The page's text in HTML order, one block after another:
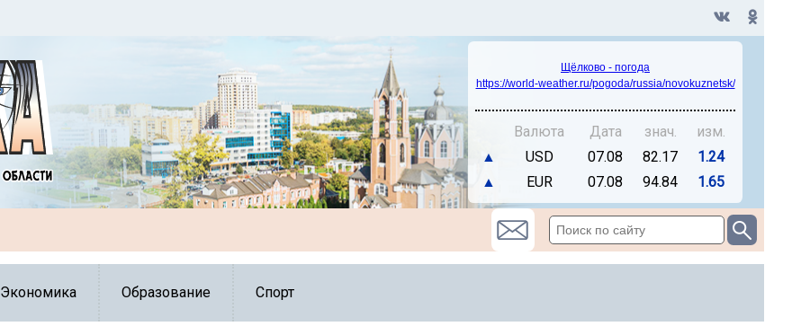
Щёлково - погода
https://world-weather.ru/pogoda/russia/novokuznetsk/
Валюта Дата знач.
изм.
▲
USD 07.08 82.17
1.24
▲
EUR 07.08 94.84 1.65
Экономика Образование Спорт